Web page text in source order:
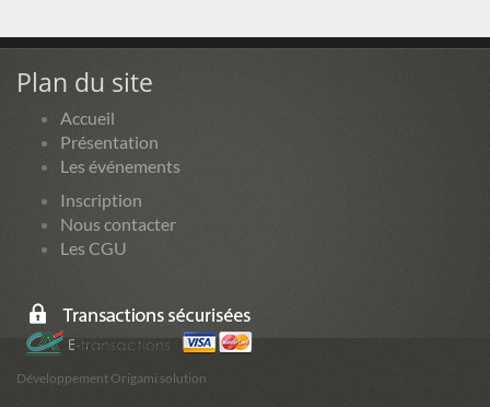
Plan du site
Accueil
Présentation
Les événements
Inscription
Nous contacter
Les CGU
Développement Origami solution